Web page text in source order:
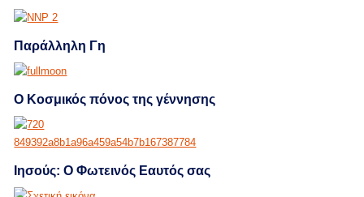
Παράλληλη Γη
Ο Κοσμικός πόνος της γέννησης
Ιησούς: Ο Φωτεινός Εαυτός σας